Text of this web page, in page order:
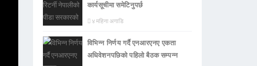
कार्यसूचीमा समेटिनुपर्छ
४ महिना अगाडि
विभिन्न निर्णय गर्दै एनआरएनए एकता
अधिवेशनपछिको पहिलो बैठक सम्पन्न